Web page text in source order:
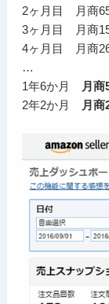
2ヶ月目 月商
3ヶ月目 月商
4ヶ月目 月商
…
1年6か月
月商
2年2か月
月商